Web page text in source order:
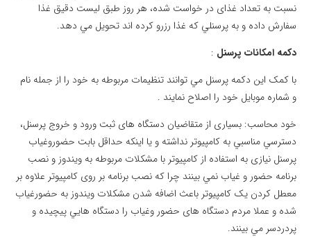
نسبت به تعداد غذای در خواست شده، هر روز طبق ليست دقيق غذا
سفارش داده و به پرسنلي که غذا رزرو کرده اند تحويل مي دهد.
دکمه امکانات پرسنل :
با کمک اين دکمه پرسنل مي توانند تنظيمات مربوطه به خود را از جمله نام
و شماره موبايل خود را اصلاح نمايند .
خود محاسب: بسياری از متقاضيان دستگاه های ثبت ورود و خروج پرسنل،
دسترسي مناسبي به کامپيوتر نداشته و يا اينکه حداقل بابت حضوروغياب
پرسنل نيازی به استفاده از کامپيوتر با مشکلات مربوطه به ويندوز و نصب
برنامه حضور و غياب نمي بينند چرا که نصب برنامه بر روی کامپيوتر علاوه بر
معطل کردن يک کامپيوتر باعث اضافه شدن مشکلات ويندوز به حضورغياب
شده و عملا مردم دستگاه های حضور وغياب را دستگاه هايي پيچيده و
پردردسر مي بينند.